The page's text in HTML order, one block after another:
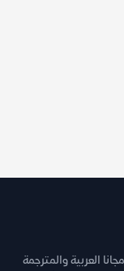
العربية والمترجمة